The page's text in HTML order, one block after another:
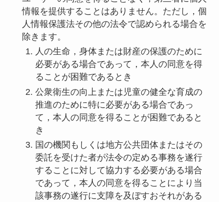
情報を提供することはありません。ただし，個
人情報保護法その他の法令で認められる場合を
除きます。
人の生命，身体または財産の保護のために
必要がある場合であって，本人の同意を得
ることが困難であるとき
公衆衛生の向上または児童の健全な育成の
推進のために特に必要がある場合であっ
て，本人の同意を得ることが困難であると
き
国の機関もしくは地方公共団体またはその
委託を受けた者が法令の定める事務を遂行
することに対して協力する必要がある場合
であって，本人の同意を得ることにより当
該事務の遂行に支障を及ぼすおそれがある